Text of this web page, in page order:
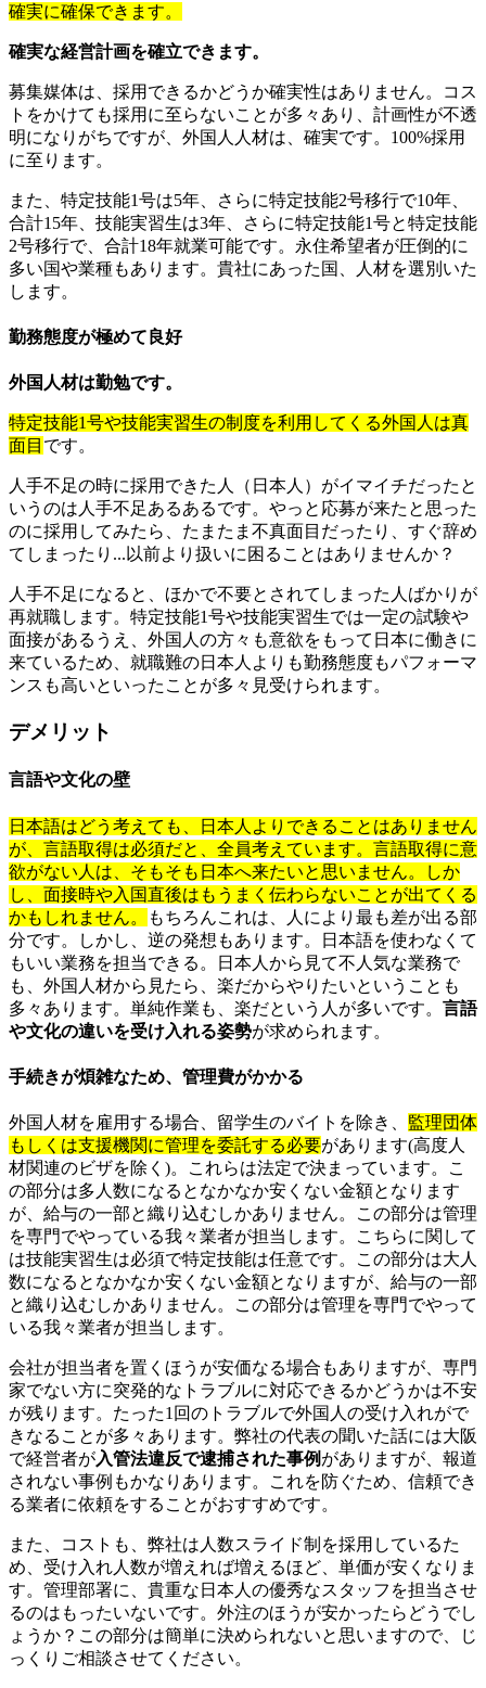
確実に確保できます。
確実な経営計画を確立できます。
募集媒体は、採用できるかどうか確実性はありません。コス
トをかけても採用に至らないことが多々あり、計画性が不透
明になりがちですが、外国人人材は、確実です。100%採用
に至ります。
また、特定技能1号は5年、さらに特定技能2号移行で10年、
合計15年、技能実習生は3年、さらに特定技能1号と特定技能
2号移行で、合計18年就業可能です。永住希望者が圧倒的に
多い国や業種もあります。貴社にあった国、人材を選別いた
します。
勤務態度が極めて良好
外国人材は勤勉です。
特定技能1号や技能実習生の制度を利用してくる外国人は真
面目 です。
人手不足の時に採用できた人（日本人）がイマイチだったと
いうのは人手不足あるあるです。やっと応募が来たと思った
のに採用してみたら、たまたま不真面目だったり、すぐ辞め
てしまったり...以前より扱いに困ることはありませんか？
人手不足になると、ほかで不要とされてしまった人ばかりが
再就職します。特定技能1号や技能実習生では一定の試験や
面接があるうえ、外国人の方々も意欲をもって日本に働きに
来ているため、就職難の日本人よりも勤務態度もパフォーマ
ンスも高いといったことが多々見受けられます。
デメリット
言語や文化の壁
日本語はどう考えても、日本人よりできることはありません
が、言語取得は必須だと、全員考えています。言語取得に意
欲がない人は、そもそも日本へ来たいと思いません。しか
し、面接時や入国直後はもうまく伝わらないことが出てくる
かもしれません。
もちろんこれは、人により最も差が出る部
分です。しかし、逆の発想もあります。日本語を使わなくて
もいい業務を担当できる。日本人から見て不人気な業務で
も、外国人材から見たら、楽だからやりたいということも
多々あります。単純作業も、楽だという人が多いです。 言語
や文化の違いを受け入れる姿勢が求められます。
手続きが煩雑なため、管理費がかかる
外国人材を雇用する場合、留学生のバイトを除き、 監理団体
もしくは支援機関に管理を委託する必要があります(高度人
材関連のビザを除く)。これらは法定で決まっています。こ
の部分は多人数になるとなかなか安くない金額となります
が、給与の一部と織り込むしかありません。この部分は管理
を専門でやっている我々業者が担当します。こちらに関して
は技能実習生は必須で特定技能は任意です。この部分は大人
数になるとなかなか安くない金額となりますが、給与の一部
と織り込むしかありません。この部分は管理を専門でやって
いる我々業者が担当します。
会社が担当者を置くほうが安価なる場合もありますが、専門
家でない方に突発的なトラブルに対応できるかどうかは不安
が残ります。たった1回のトラブルで外国人の受け入れがで
きなることが多々あります。弊社の代表の聞いた話には大阪
で経営者が入管法違反で逮捕された事例 がありますが、報道
されない事例もかなりあります。これを防ぐため、信頼でき
る業者に依頼をすることがおすすめです。
また、コストも、弊社は人数スライド制を採用しているた
め、受け入れ人数が増えれば増えるほど、単価が安くなりま
す。管理部署に、貴重な日本人の優秀なスタッフを担当させ
るのはもったいないです。外注のほうが安かったらどうでし
ょうか？この部分は簡単に決められないと思いますので、じ
っくりご相談させてください。